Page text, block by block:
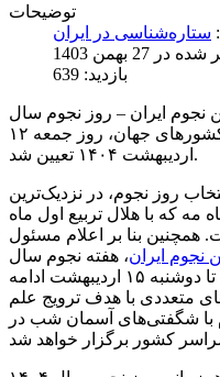
توضیحات
ستاره‌شناسی در ایران
27 بهمن 1403
بازدید: 639
نجوم ایران – روز نجوم سال
۱۴۰۴ در ایران، همگام با سایر کشورهای جهان، روز جمعه ۱۲
اردیبهشت ۱۴۰۴ تعیین شد.
روز نجوم، در نزدیک‌ترین
مه که با هلال تربیع اول ماه
بنا بر اعلام مسئول
نجوم ایران، هفته نجوم سال
۱۴۰۴ از روز دوشنبه ۸ اردیبهشت تا دوشنبه ۱۵ اردیبهشت ادامه
متعددی با هدف ترویج علم
با شگفتی‌های آسمان شب در